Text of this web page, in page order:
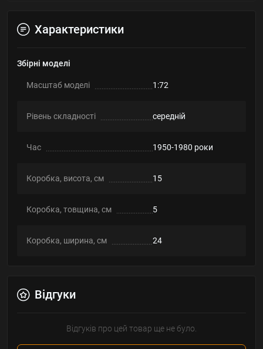
Характеристики
Збірні моделі
Масштаб моделі 1:72
Рівень складності середній
Час 1950-1980 роки
Коробка, висота, см 15
Коробка, товщина, см 5
Коробка, ширина, см 24
Відгуки
Відгуків про цей товар ще не було.